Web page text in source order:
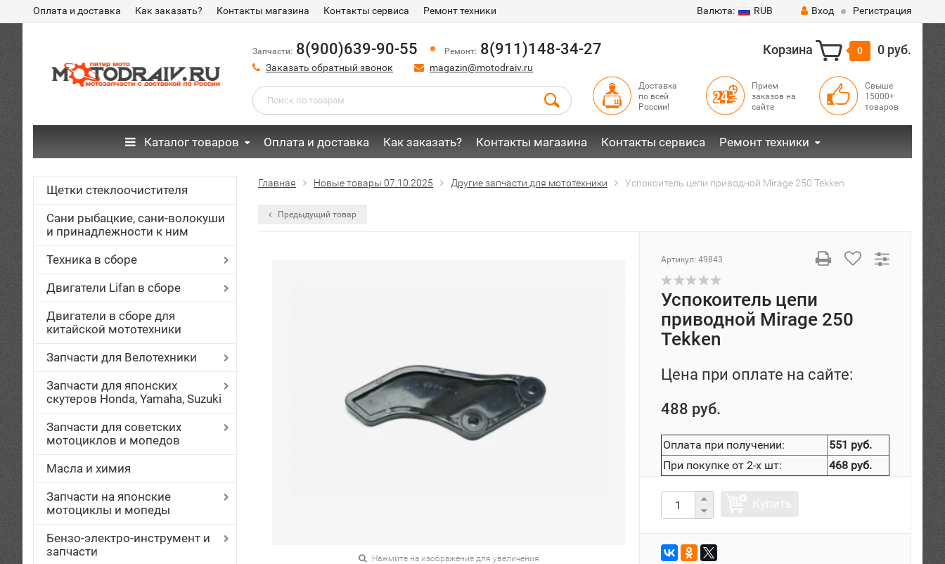
Оплата и доставка Как заказать? Контакты магазина Контакты сервиса Ремонт техники Валюта: RUB Вход Регистрация
Запчасти: 8(900)639-90-55 Ремонт: 8(911)148-34-27
Заказать обратный звонок magazin@motodraiv.ru
Корзина 0 0 руб.
Доставка
по всей
России!
Прием
заказов на
сайте
Свыше
15000+
товаров
Каталог товаров Оплата и доставка Как заказать? Контакты магазина Контакты сервиса Ремонт техники
Щетки стеклоочистителя
Сани рыбацкие, сани-волокуши
и принадлежности к ним
Техника в сборе
Двигатели Lifan в сборе
Двигатели в сборе для
китайской мототехники
Запчасти для Велотехники
Запчасти для японских
скутеров Honda, Yamaha, Suzuki
Запчасти для советских
мотоциклов и мопедов
Масла и химия
Запчасти на японские
мотоциклы и мопеды
Бензо-электро-инструмент и
запчасти
Главная Новые товары 07.10.2025 Другие запчасти для мототехники Успокоитель цепи приводной Mirage 250 Tekken
Предыдущий товар
Нажмите на изображение для увеличения
Артикул: 49843
Успокоитель цепи
приводной Mirage 250
Tekken
Цена при оплате на сайте:
488 руб.
Оплата при получении:
551 руб.
При покупке от 2-х шт:
468 руб.